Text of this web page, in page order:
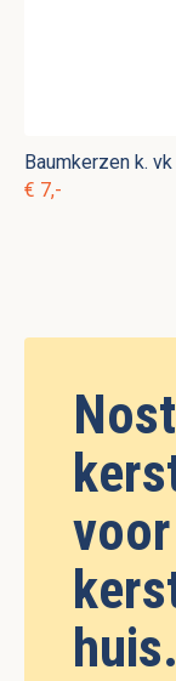
Baumkerzen k. vk
€ 7,-
huis.